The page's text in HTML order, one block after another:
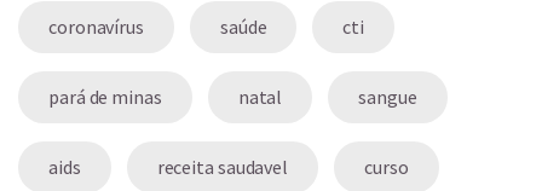
coronavírus saúde cti
pará de minas natal sangue
aids receita saudavel curso